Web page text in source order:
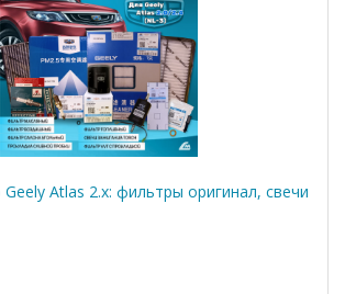
Atlas 2.x: фильтры оригинал, свечи